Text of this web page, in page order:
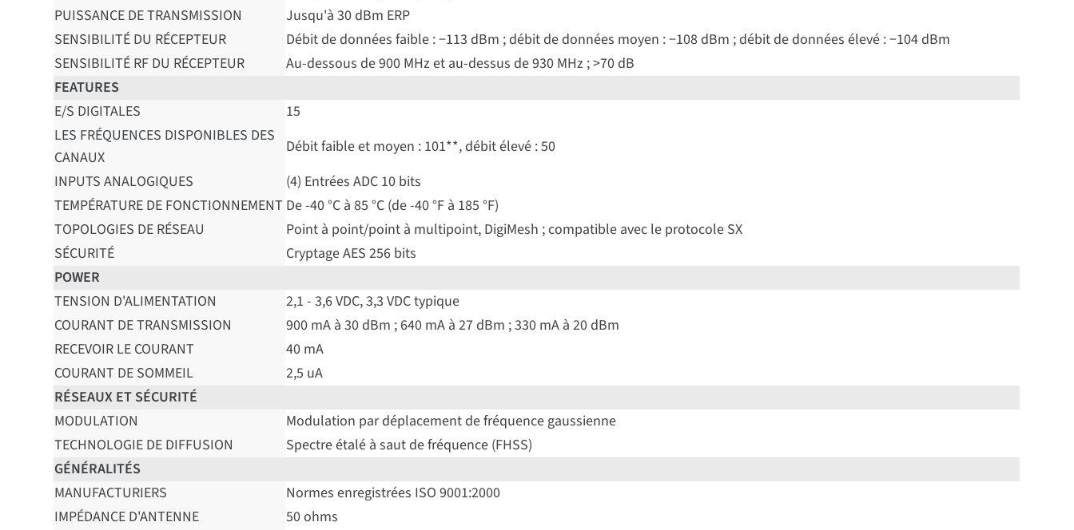
PUISSANCE DE TRANSMISSION
Jusqu'à 30 dBm ERP
SENSIBILITÉ DU RÉCEPTEUR
Débit de données faible : −113 dBm ; débit de données moyen : −108 dBm ; débit de données élevé : −104 dBm
SENSIBILITÉ RF DU RÉCEPTEUR
Au-dessous de 900 MHz et au-dessus de 930 MHz ; >70 dB
FEATURES
E/S DIGITALES
15
LES FRÉQUENCES DISPONIBLES DES
CANAUX
Débit faible et moyen : 101**, débit élevé : 50
INPUTS ANALOGIQUES
(4) Entrées ADC 10 bits
TEMPÉRATURE DE FONCTIONNEMENT De -40 °C à 85 °C (de -40 °F à 185 °F)
TOPOLOGIES DE RÉSEAU
Point à point/point à multipoint, DigiMesh ; compatible avec le protocole SX
SÉCURITÉ
Cryptage AES 256 bits
POWER
TENSION D'ALIMENTATION
2,1 - 3,6 VDC, 3,3 VDC typique
COURANT DE TRANSMISSION
900 mA à 30 dBm ; 640 mA à 27 dBm ; 330 mA à 20 dBm
RECEVOIR LE COURANT
40 mA
COURANT DE SOMMEIL
2,5 uA
RÉSEAUX ET SÉCURITÉ
MODULATION
Modulation par déplacement de fréquence gaussienne
TECHNOLOGIE DE DIFFUSION
Spectre étalé à saut de fréquence (FHSS)
GÉNÉRALITÉS
MANUFACTURIERS
Normes enregistrées ISO 9001:2000
IMPÉDANCE D'ANTENNE
50 ohms